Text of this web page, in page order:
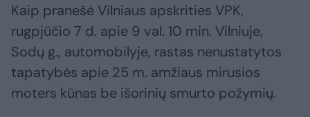
Kaip pranešė Vilniaus apskrities VPK,
rugpjūčio 7 d. apie 9 val. 10 min. Vilniuje,
Sodų g., automobilyje, rastas nenustatytos
tapatybės apie 25 m. amžiaus mirusios
moters kūnas be išorinių smurto požymių.